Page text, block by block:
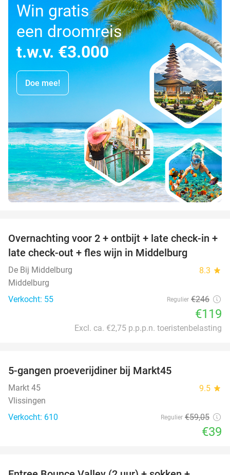
Win gratis
een droomreis
t.w.v. €3.000
Doe mee!
52%
Overnachting voor 2 + ontbijt + late check-in +
late check-out + fles wijn in Middelburg
De Bij Middelburg 8.3 star
Middelburg
Verkocht: 55
Regulier €246
€119
Excl. ca. €2,75 p.p.p.n. toeristenbelasting
5-gangen proeverijdiner bij Markt45
Markt 45 9.5 star
Vlissingen
Verkocht: 610
Regulier €59,05
€39